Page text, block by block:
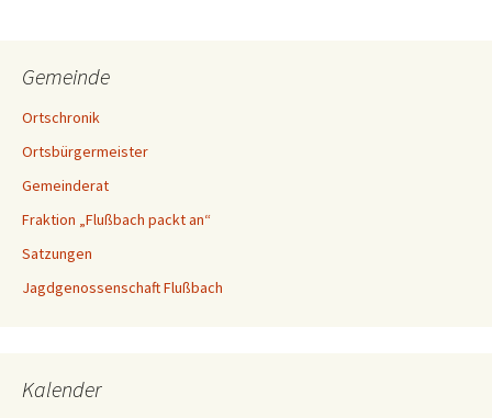
Gemeinde
Ortschronik
Ortsbürgermeister
Gemeinderat
Fraktion „Flußbach packt an“
Satzungen
Jagdgenossenschaft Flußbach
Kalender